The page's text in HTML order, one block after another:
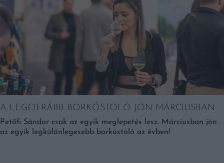
A LEGCIFRÁBB BORKÓSTOLÓ JÖN MÁRCIUSBAN
Petőfi Sándor csak az egyik meglepetés lesz. Márciusban jön
az egyik legkülönlegesebb borkóstoló az évben!